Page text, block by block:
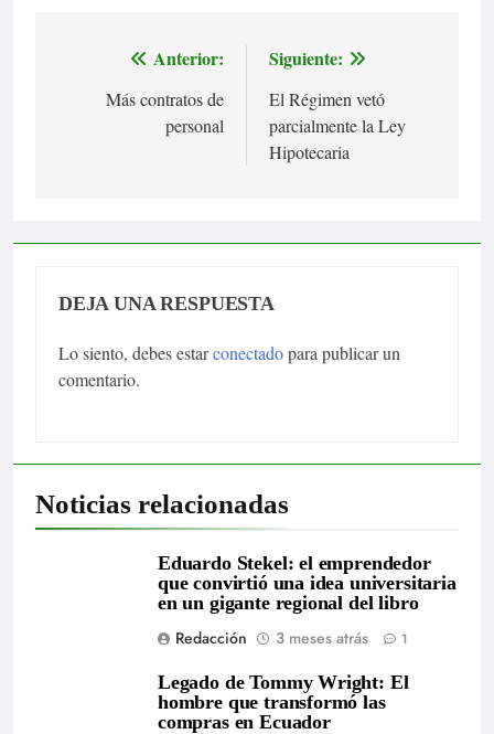
NavegaciónAnterior:
Más contratos de
personal
Siguiente:
El Régimen vetó
parcialmente la Ley
Hipotecaria
DEJA UNA RESPUESTA
Lo siento, debes estarconectadopara publicar un
comentario.
Noticias relacionadas
Eduardo Stekel: el emprendedor
que convirtió una idea universitaria
en un gigante regional del libro
Redacción
3 meses atrás 1
Legado de Tommy Wright: El
hombre que transformó las
compras en Ecuador